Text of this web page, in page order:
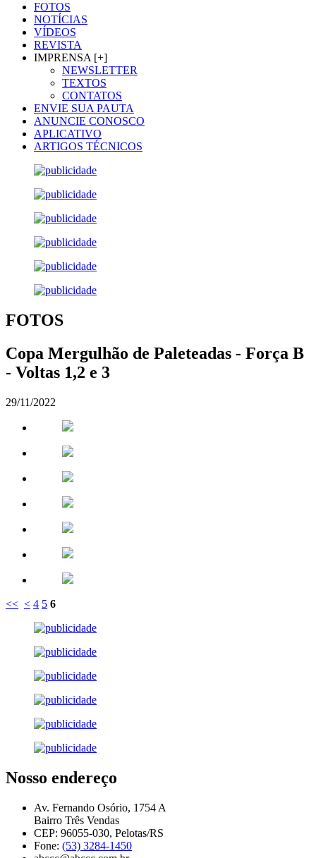
FOTOS
NOTÍCIAS
VÍDEOS
REVISTA
IMPRENSA [+]
NEWSLETTER
TEXTOS
CONTATOS
ENVIE SUA PAUTA
ANUNCIE CONOSCO
APLICATIVO
ARTIGOS TÉCNICOS
FOTOS
Copa Mergulhão de Paleteadas - Força B
- Voltas 1,2 e 3
29/11/2022
<< < 4 5 6
Nosso endereço
Av. Fernando Osório, 1754 A
Bairro Três Vendas
CEP: 96055-030, Pelotas/RS
Fone: (53) 3284-1450